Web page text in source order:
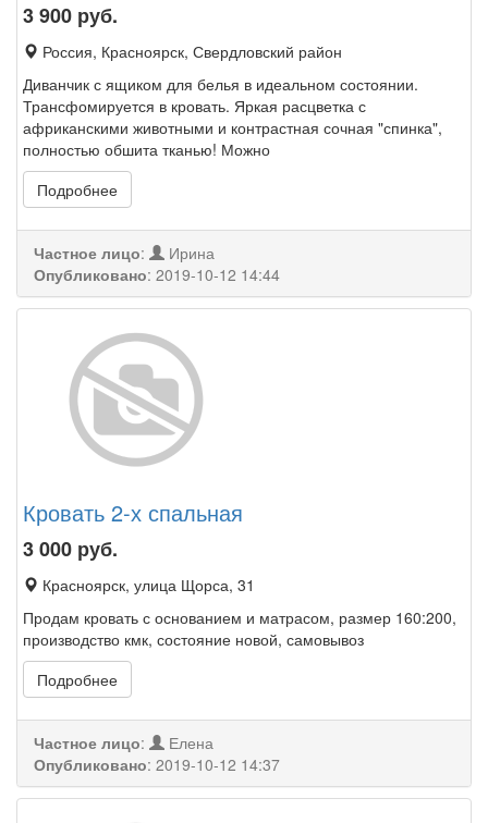
3 900 руб.
Россия, Красноярск, Свердловский район
Диванчик с ящиком для белья в идеальном состоянии.
Трансфомируется в кровать. Яркая расцветка с
африканскими животными и контрастная сочная "спинка",
полностью обшита тканью! Можно
Подробнее
Частное лицо:
Ирина
Опубликовано: 2019-10-12 14:44
Кровать 2-х спальная
3 000 руб.
Красноярск, улица Щорса, 31
Продам кровать с основанием и матрасом, размер 160:200,
производство кмк, состояние новой, самовывоз
Подробнее
Частное лицо:
Елена
Опубликовано: 2019-10-12 14:37